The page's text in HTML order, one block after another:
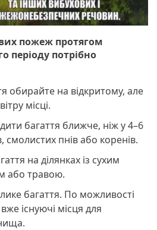
пожеж протягом
періоду потрібно
обирайте на відкритому, але
місці.
багаття ближче, ніж у 4–6
смолистих пнів або коренів.
на ділянках із сухим
або травою.
багаття. По можливості
існуючі місця для